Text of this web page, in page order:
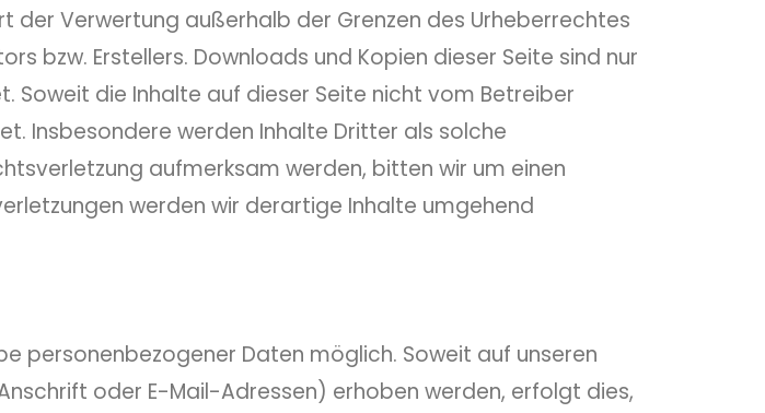
der Verwertung außerhalb der Grenzen des Urheberrechtes
bzw. Erstellers. Downloads und Kopien dieser Seite sind nur
die Inhalte auf dieser Seite nicht vom Betreiber
Insbesondere werden Inhalte Dritter als solche
aufmerksam werden, bitten wir um einen
werden wir derartige Inhalte umgehend
personenbezogener Daten möglich. Soweit auf unseren
oder E-Mail-Adressen) erhoben werden, erfolgt dies,